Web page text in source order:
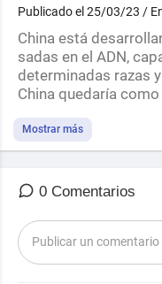
Publicado el 25/03/23 /
⁣China está
sadas en el ADN,
determinadas razas
China quedaría
Descargar vídeo:
5O0FDd-
Mostrar más
0 Comentarios